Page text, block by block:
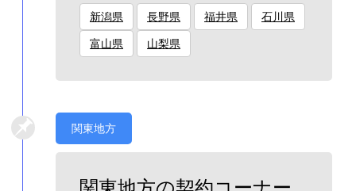
新潟県 長野県 福井県 石川県
富山県 山梨県
関東地方